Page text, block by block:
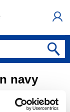
navy